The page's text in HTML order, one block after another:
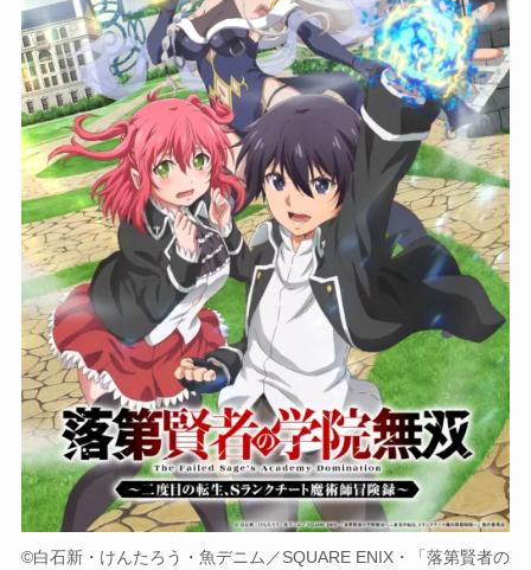
©白石新・けんたろう・魚デニム／SQUARE ENIX・「落第賢者の